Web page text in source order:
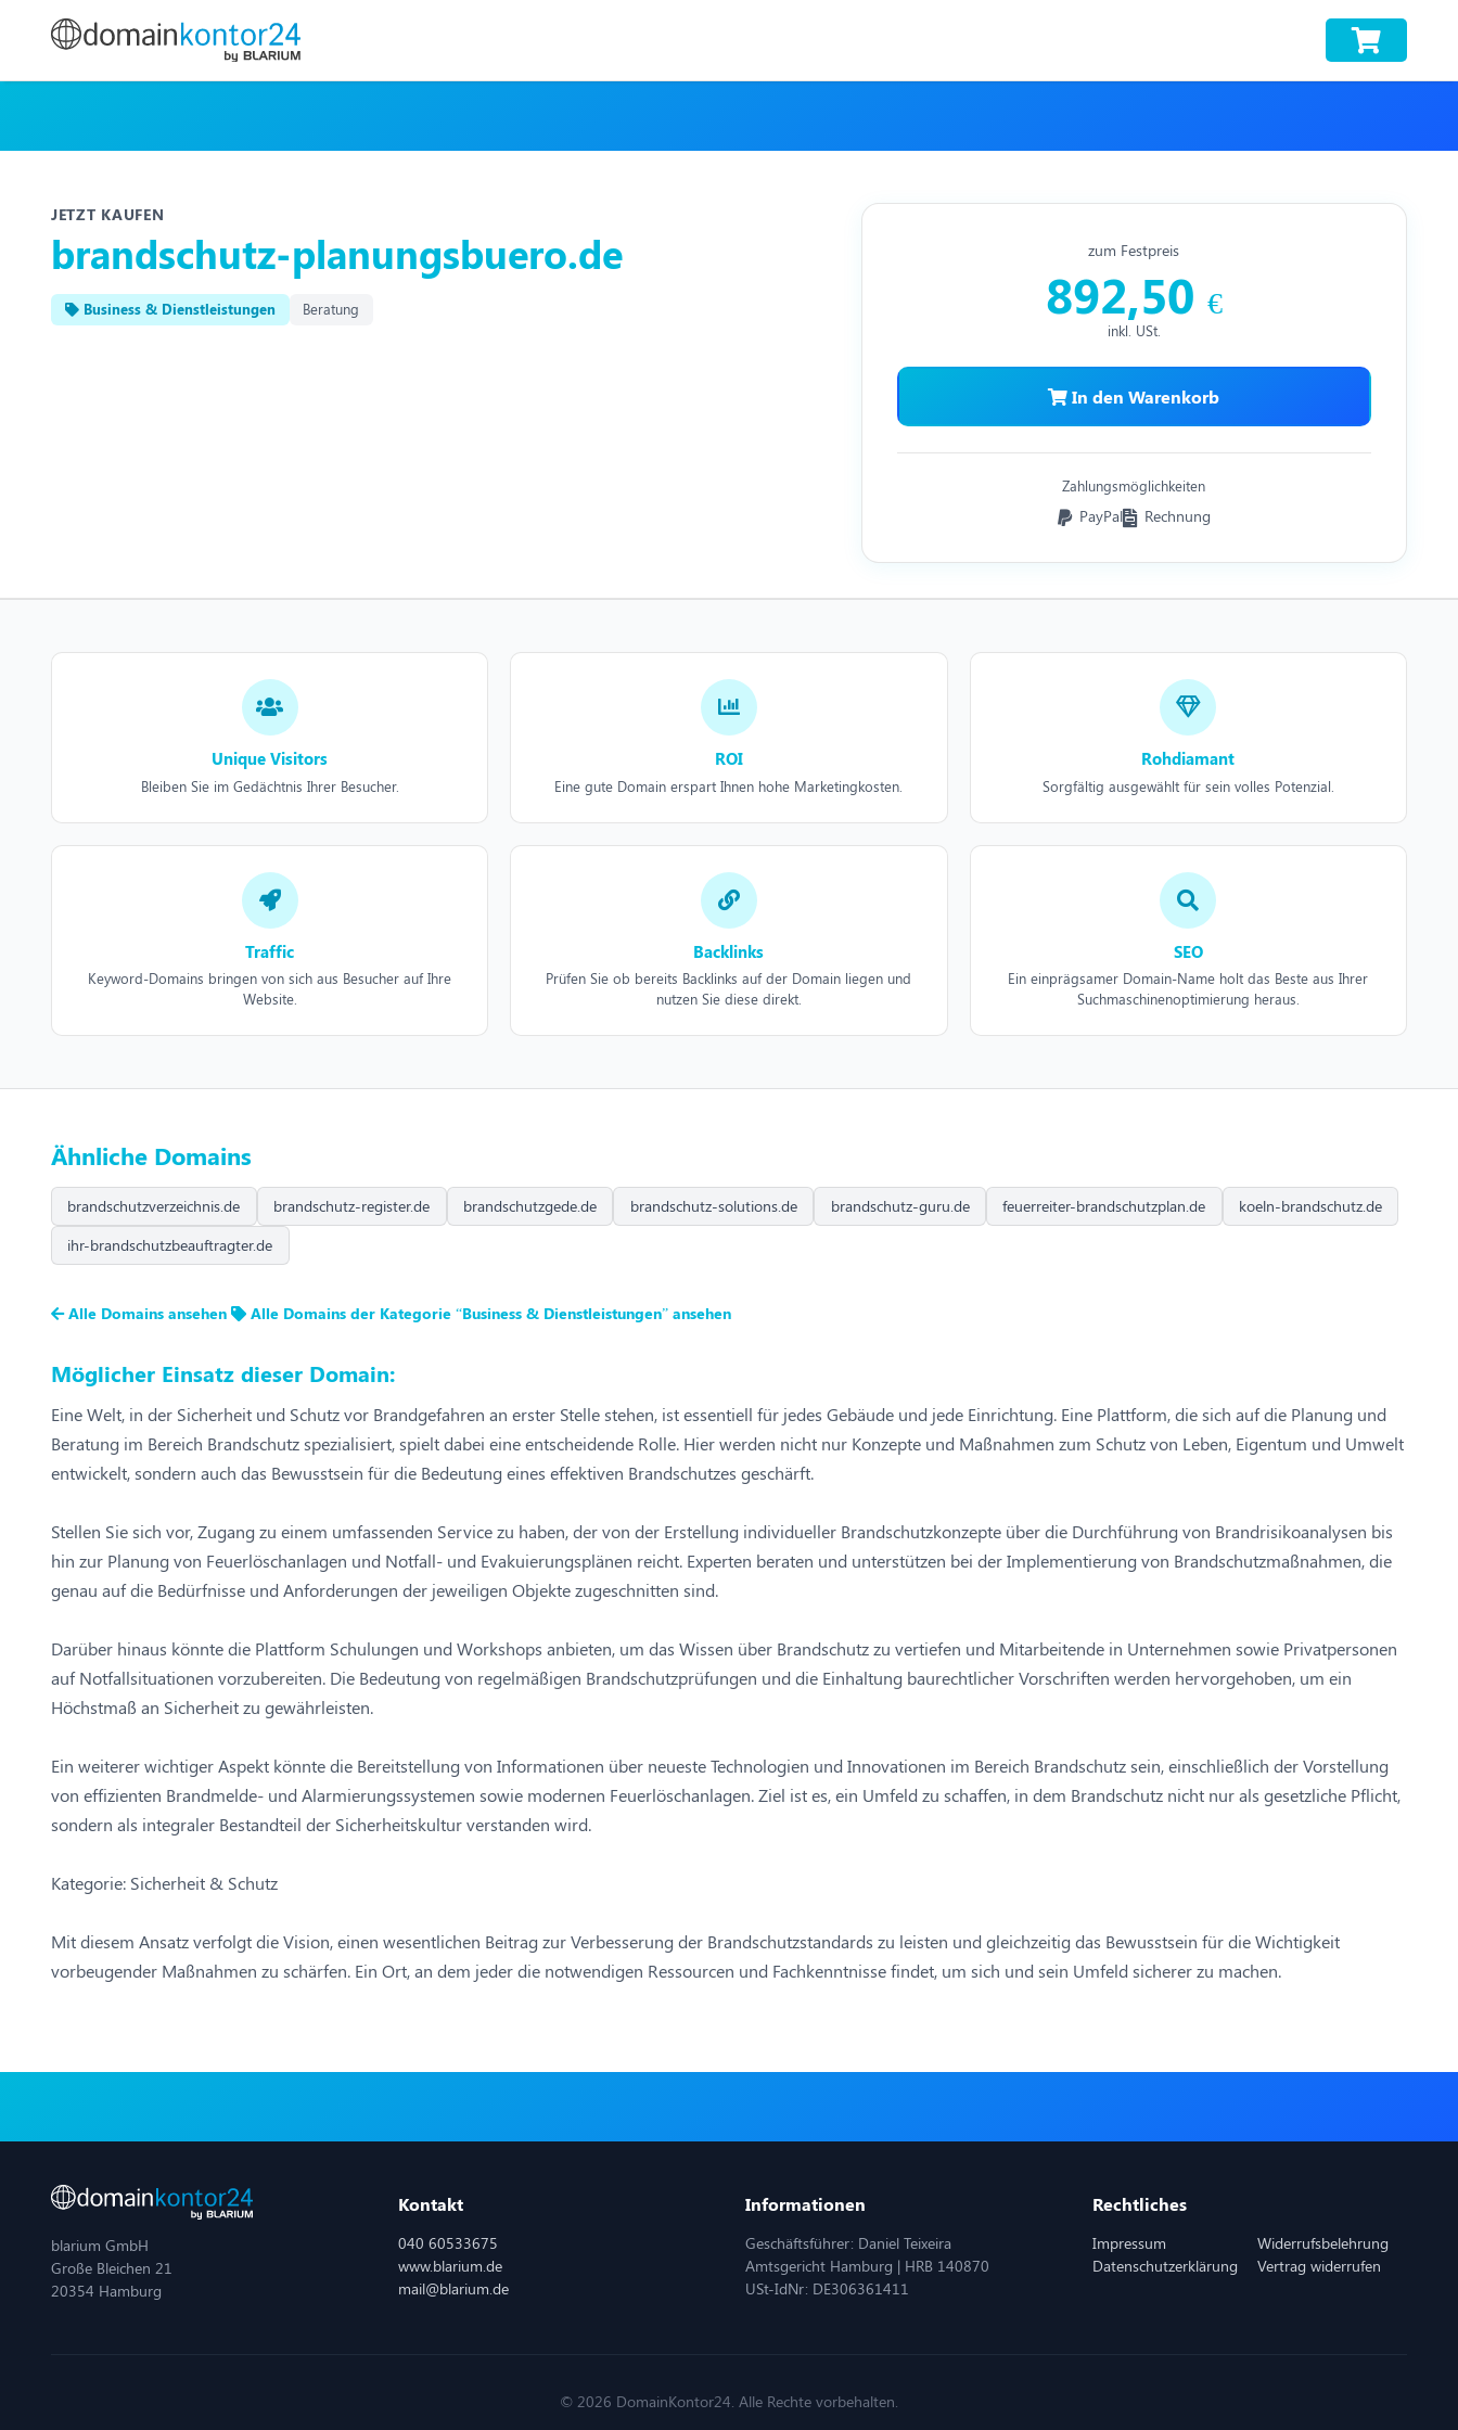
JETZT KAUFEN
brandschutz-planungsbuero.de
Business & Dienstleistungen Beratung
zum Festpreis
892,50 €
inkl. USt.
In den Warenkorb
Zahlungsmöglichkeiten
PayPal Rechnung
Unique Visitors
Bleiben Sie im Gedächtnis Ihrer Besucher.
ROI
Eine gute Domain erspart Ihnen hohe Marketingkosten.
Rohdiamant
Sorgfältig ausgewählt für sein volles Potenzial.
Traffic
Keyword-Domains bringen von sich aus Besucher auf Ihre
Website.
Backlinks
Prüfen Sie ob bereits Backlinks auf der Domain liegen und
nutzen Sie diese direkt.
SEO
Ein einprägsamer Domain-Name holt das Beste aus Ihrer
Suchmaschinenoptimierung heraus.
Ähnliche Domains
brandschutzverzeichnis.de brandschutz-register.de brandschutzgede.de brandschutz-solutions.de brandschutz-guru.de feuerreiter-brandschutzplan.de
koeln-brandschutz.de
ihr-brandschutzbeauftragter.de
Alle Domains ansehen Alle Domains der Kategorie “Business & Dienstleistungen” ansehen
Möglicher Einsatz dieser Domain:
Eine Welt, in der Sicherheit und Schutz vor Brandgefahren an erster Stelle stehen, ist essentiell für jedes Gebäude und jede Einrichtung. Eine Plattform, die sich auf die Planung und
Beratung im Bereich Brandschutz spezialisiert, spielt dabei eine entscheidende Rolle. Hier werden nicht nur Konzepte und Maßnahmen zum Schutz von Leben, Eigentum und Umwelt
entwickelt, sondern auch das Bewusstsein für die Bedeutung eines effektiven Brandschutzes geschärft.
Stellen Sie sich vor, Zugang zu einem umfassenden Service zu haben, der von der Erstellung individueller Brandschutzkonzepte über die Durchführung von Brandrisikoanalysen bis
hin zur Planung von Feuerlöschanlagen und Notfall- und Evakuierungsplänen reicht. Experten beraten und unterstützen bei der Implementierung von Brandschutzmaßnahmen, die
genau auf die Bedürfnisse und Anforderungen der jeweiligen Objekte zugeschnitten sind.
Darüber hinaus könnte die Plattform Schulungen und Workshops anbieten, um das Wissen über Brandschutz zu vertiefen und Mitarbeitende in Unternehmen sowie Privatpersonen
auf Notfallsituationen vorzubereiten. Die Bedeutung von regelmäßigen Brandschutzprüfungen und die Einhaltung baurechtlicher Vorschriften werden hervorgehoben, um ein
Höchstmaß an Sicherheit zu gewährleisten.
Ein weiterer wichtiger Aspekt könnte die Bereitstellung von Informationen über neueste Technologien und Innovationen im Bereich Brandschutz sein, einschließlich der Vorstellung
von effizienten Brandmelde- und Alarmierungssystemen sowie modernen Feuerlöschanlagen. Ziel ist es, ein Umfeld zu schaffen, in dem Brandschutz nicht nur als gesetzliche Pflicht,
sondern als integraler Bestandteil der Sicherheitskultur verstanden wird.
Kategorie: Sicherheit & Schutz
Mit diesem Ansatz verfolgt die Vision, einen wesentlichen Beitrag zur Verbesserung der Brandschutzstandards zu leisten und gleichzeitig das Bewusstsein für die Wichtigkeit
vorbeugender Maßnahmen zu schärfen. Ein Ort, an dem jeder die notwendigen Ressourcen und Fachkenntnisse findet, um sich und sein Umfeld sicherer zu machen.
blarium GmbH
Große Bleichen 21
20354 Hamburg
Kontakt
040 60533675
www.blarium.de
mail@blarium.de
Informationen
Geschäftsführer: Daniel Teixeira
Amtsgericht Hamburg | HRB 140870
USt-IdNr: DE306361411
Rechtliches
Impressum
Datenschutzerklärung
Widerrufsbelehrung
Vertrag widerrufen
© 2026 DomainKontor24. Alle Rechte vorbehalten.